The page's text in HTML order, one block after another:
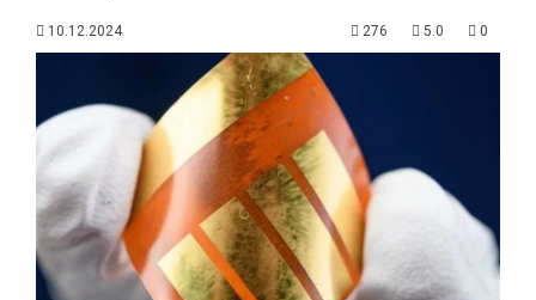
10.12.2024 276 5.0 0